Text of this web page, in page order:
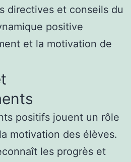
directives et conseils du
positive
et la motivation de
positifs jouent un rôle
motivation des élèves.
les progrès et